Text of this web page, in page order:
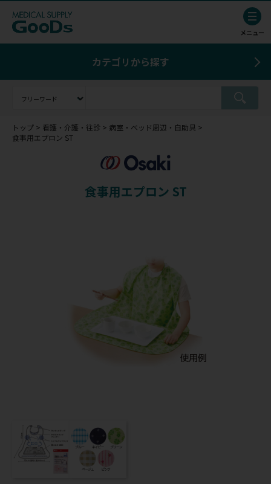
カテゴリから探す
トップ 看護・介護・往診
病室・ベッド周辺・自助具
食事用エプロン ST
食事用エプロン ST